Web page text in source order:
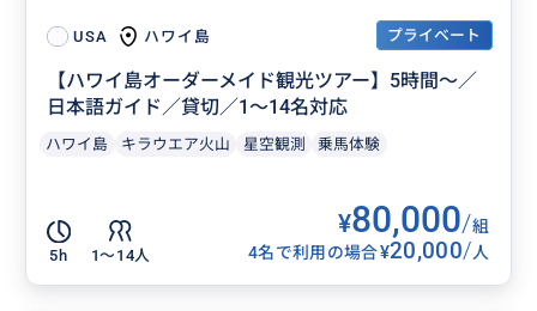
USA ハワイ島 プライベート
【ハワイ島オーダーメイド観光ツアー】5時間〜／
日本語ガイド／貸切／1〜14名対応
ハワイ島 キラウエア火山 星空観測 乗馬体験
5h 1〜14人
¥80,000/組
4名で利用の場合¥20,000/人